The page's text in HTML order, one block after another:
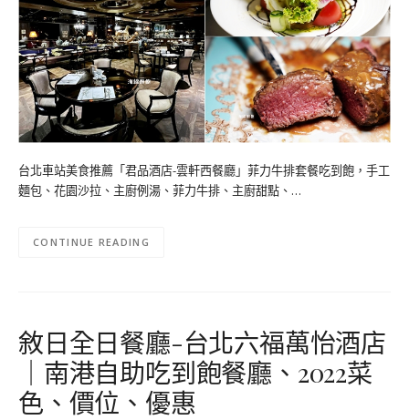
台北車站美食推薦「君品酒店-雲軒西餐廳」菲力牛排套餐吃到飽，手工
麵包、花園沙拉、主廚例湯、菲力牛排、主廚甜點、…
CONTINUE READING
敘日全日餐廳-台北六福萬怡酒店
｜南港自助吃到飽餐廳、2022菜
色、價位、優惠